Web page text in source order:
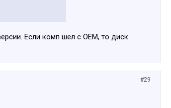
Если комп шел с ОЕМ, то диск
#29